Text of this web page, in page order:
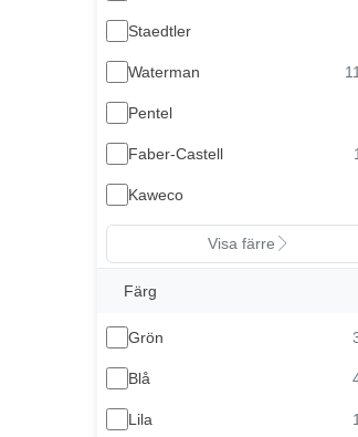
Staedtler
Waterman
Pentel
Faber-Castell
Kaweco
Visa färre
Färg
Grön
Blå
Lila